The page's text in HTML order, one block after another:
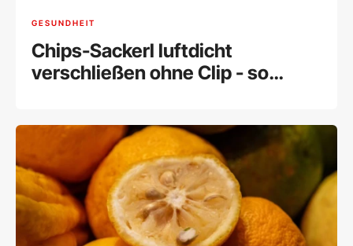
GESUNDHEIT
Chips-Sackerl luftdicht
verschließen ohne Clip - so